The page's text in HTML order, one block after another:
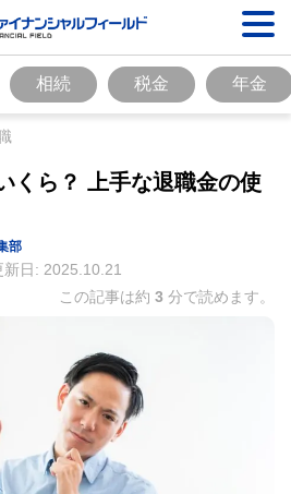
相続 税金 年金
くら？ 上手な退職金の使
部
新日: 2025.10.21
この記事は約 3 分で読めます。